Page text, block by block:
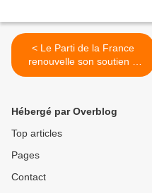
< Le Parti de la France
renouvelle son soutien à
Stéphane Ravier pour
Hébergé par Overblog
Top articles
Pages
Contact